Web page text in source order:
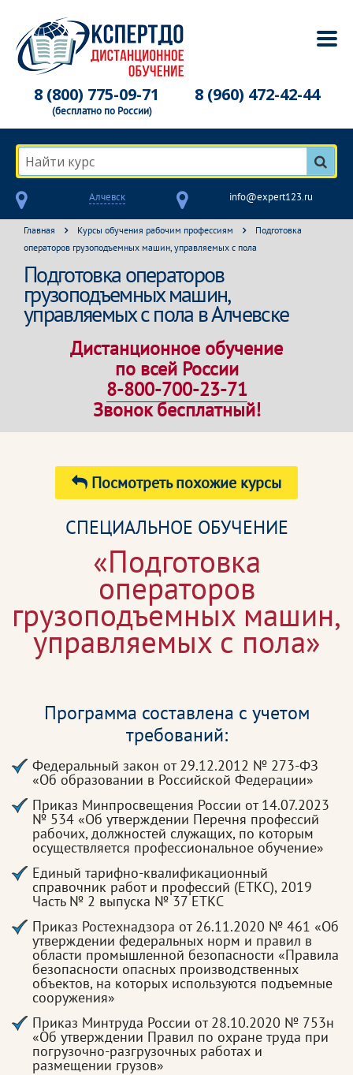
8 (800) 775-09-71
(бесплатно по России)
8 (960) 472-42-44
Найти курс
Алчевск info@expert123.ru
Главная Курсы обучения рабочим профессиям
Подготовка
операторов грузоподъемных машин, управляемых с пола
Подготовка операторов
грузоподъемных машин,
управляемых с пола в Алчевске
Дистанционное обучение
по всей России
8-800-700-23-71
Звонок бесплатный!
Посмотреть похожие курсы
СПЕЦИАЛЬНОЕ ОБУЧЕНИЕ
«Подготовка
операторов
грузоподъемных машин,
управляемых с пола»
Программа составлена с учетом
требований:
Федеральный закон от 29.12.2012 № 273-ФЗ
«Об образовании в Российской Федерации»
Приказ Минпросвещения России от 14.07.2023
№ 534 «Об утверждении Перечня профессий
рабочих, должностей служащих, по которым
осуществляется профессиональное обучение»
Единый тарифно-квалификационный
справочник работ и профессий (ЕТКС), 2019
Часть № 2 выпуска № 37 ЕТКС
Приказ Ростехнадзора от 26.11.2020 № 461 «Об
утверждении федеральных норм и правил в
области промышленной безопасности «Правила
безопасности опасных производственных
объектов, на которых используются подъемные
сооружения»
Приказ Минтруда России от 28.10.2020 № 753н
«Об утверждении Правил по охране труда при
погрузочно-разгрузочных работах и
размещении грузов»